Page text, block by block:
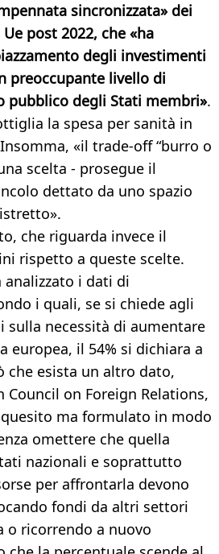
sincronizzata» dei
post 2022, che «ha
degli investimenti
preoccupante livello di
pubblico degli Stati membri».
la spesa per sanità in
«il trade-off “burro o
scelta - prosegue il
dettato da uno spazio
che riguarda invece il
rispetto a queste scelte.
i dati di
i quali, se si chiede agli
sulla necessità di aumentare
europea, il 54% si dichiara a
che esista un altro dato,
Council on Foreign Relations,
ma formulato in modo
omettere che quella
nazionali e soprattutto
per affrontarla devono
fondi da altri settori
o ricorrendo a nuovo